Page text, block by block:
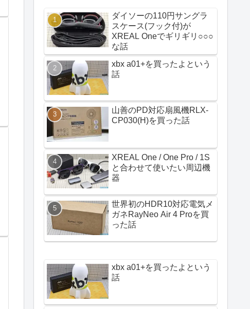
ダイソーの110円サングラ
スケース(フック付)が
XREAL Oneでギリギリ○○○
な話
xbx a01+を買ったよという
話
山善のPD対応扇風機RLX-
CP030(H)を買った話
XREAL One / One Pro / 1S
と合わせて使いたい周辺機
器
世界初のHDR10対応電気メ
ガネRayNeo Air 4 Proを買
った話
xbx a01+を買ったよという
話